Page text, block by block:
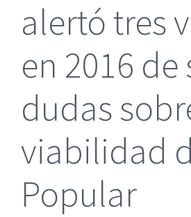
alertó tres
en 2016 de
dudas
viabilidad
Popular